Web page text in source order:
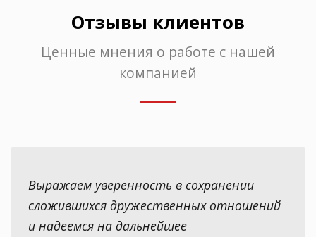
Отзывы клиентов
Ценные мнения о работе с нашей
компанией
Выражаем уверенность в сохранении
сложившихся дружественных отношений
и надеемся на дальнейшее